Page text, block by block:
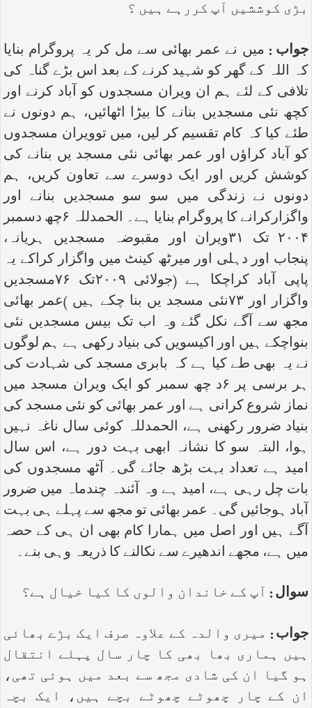
بڑی کوششیں آپ کررہے ہیں ؟
جواب : میں نے عمر بھائی سے مل کر یہ پروگرام بنایا
کہ اللہ کے گھر کو شہید کرنے کے بعد اس بڑے گناہ کی
تلافی کے لئے ہم ان ویران مسجدوں کو آباد کرنے اور
کچھ نئی مسجدیں بنانے کا بیڑا اٹھائیں، ہم دونوں نے
طئے کیا کہ کام تقسیم کر لیں، میں توویران مسجدوں
کو آباد کراؤں اور عمر بھائی نئی مسجد یں بنانے کی
کوشش کریں اور ایک دوسرے سے تعاون کریں، ہم
دونوں نے زندگی میں سو سو مسجدیں بنانے اور
واگزارکرانے کا پروگرام بنایا ہے۔ الحمدللہ ۶چھ دسمبر
۲۰۰۴ تک ۳۱ویران اور مقبوضہ مسجدیں ہریانہ،
پنجاب اور دہلی اور میرٹھ کینٹ میں واگزار کراکے یہ
پاپی آباد کراچکا ہے (جولائی ۲۰۰۹تک ۷۶مسجدیں
واگزار اور ۷۳نئی مسجد یں بنا چکے ہیں )عمر بھائی
مجھ سے آگے نکل گئے وہ اب تک بیس مسجدیں نئی
بنواچکے ہیں اور اکیسویں کی بنیاد رکھی ہے ہم لوگوں
نے یہ بھی طے کیا ہے کہ بابری مسجد کی شہادت کی
ہر برسی پر ۶د چھ سمبر کو ایک ویران مسجد میں
نماز شروع کرانی ہے اور عمر بھائی کو نئی مسجد کی
بنیاد ضرور رکھنی ہے، الحمدللہ کوئی سال ناغہ نہیں
ہوا، البتہ سو کا نشانہ ابھی بہت دور ہے، اس سال
امید ہے تعداد بہت بڑھ جائے گی۔ آٹھ مسجدوں کی
بات چل رہی ہے، امید ہے وہ آئندہ چندماہ میں ضرور
آباد ہوجائیں گی۔ عمر بھائی تو مجھ سے پہلے ہی بہت
آگے ہیں اور اصل میں ہمارا کام بھی ان ہی کے حصہ
میں ہے، مجھے اندھیرے سے نکالنے کا ذریعہ وہی بنے۔
سوال : آپ کے خاندان والوں کا کیا خیال ہے؟
جواب : میری والدہ کے علاوہ صرف ایک بڑے بھائی
ہیں ہماری بھا بھی کا چار سال پہلے انتقال
ہو گیا ان کی شادی مجھ سے بعد میں ہوئی تھی،
ان کے چار چھوٹے چھوٹے بچے ہیں، ایک بچہ